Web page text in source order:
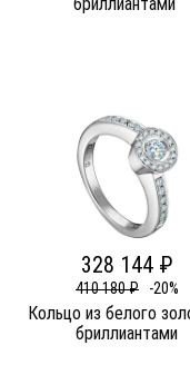
328 144 ₽
410 180 ₽ -20%
Кольцо из белого
бриллиантами